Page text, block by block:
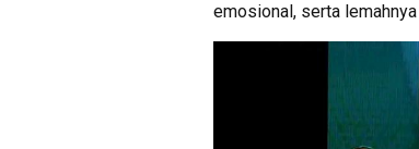
emosional, serta